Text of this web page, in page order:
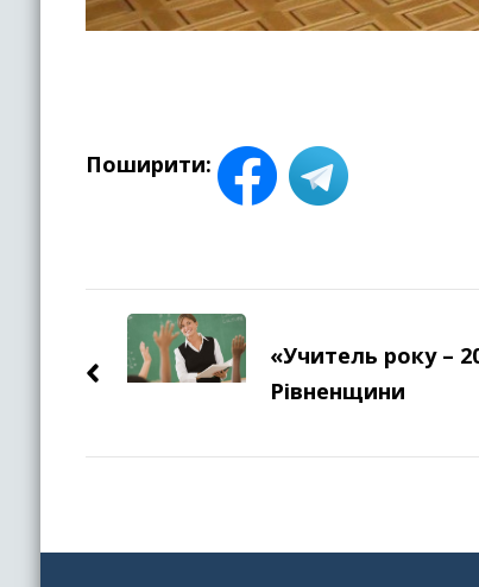
Поширити:
Навігація
по
«Учитель року –
Рівненщини